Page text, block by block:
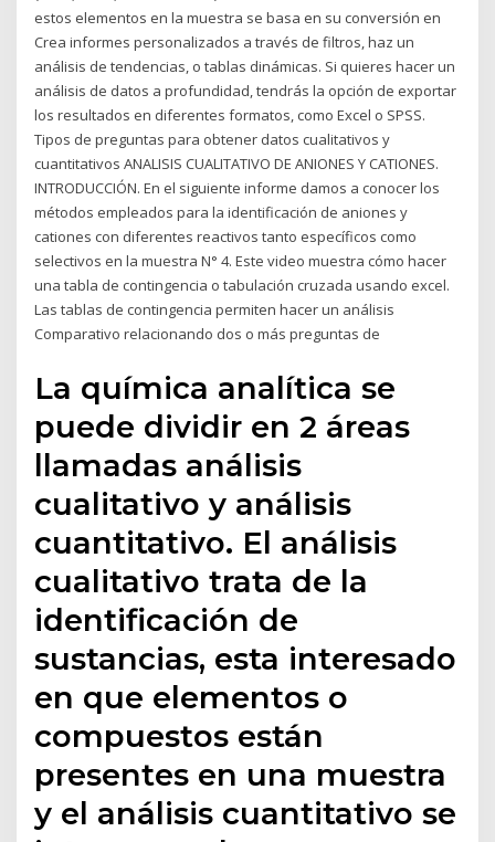
estos elementos en la muestra se basa en su conversión en
Crea informes personalizados a través de filtros, haz un
análisis de tendencias, o tablas dinámicas. Si quieres hacer un
análisis de datos a profundidad, tendrás la opción de exportar
los resultados en diferentes formatos, como Excel o SPSS.
Tipos de preguntas para obtener datos cualitativos y
cuantitativos ANALISIS CUALITATIVO DE ANIONES Y CATIONES.
INTRODUCCIÓN. En el siguiente informe damos a conocer los
métodos empleados para la identificación de aniones y
cationes con diferentes reactivos tanto específicos como
selectivos en la muestra N° 4. Este video muestra cómo hacer
una tabla de contingencia o tabulación cruzada usando excel.
Las tablas de contingencia permiten hacer un análisis
Comparativo relacionando dos o más preguntas de
La química analítica se
puede dividir en 2 áreas
llamadas análisis
cualitativo y análisis
cuantitativo. El análisis
cualitativo trata de la
identificación de
sustancias, esta interesado
en que elementos o
compuestos están
presentes en una muestra
y el análisis cuantitativo se